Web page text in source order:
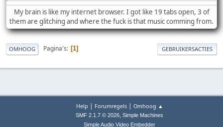
My brain is like my internet browser. I got like 19 tabs open, 3 of
them are glitching and where the fuck is that music comming from.
OMHOOG Pagina's 1 GEBRUIKERSACTIES
Help | Forumregels| Omhoog ▲
SMF 2.1.7 © 2026, Simple Machines
Simple Audio Video Embedder